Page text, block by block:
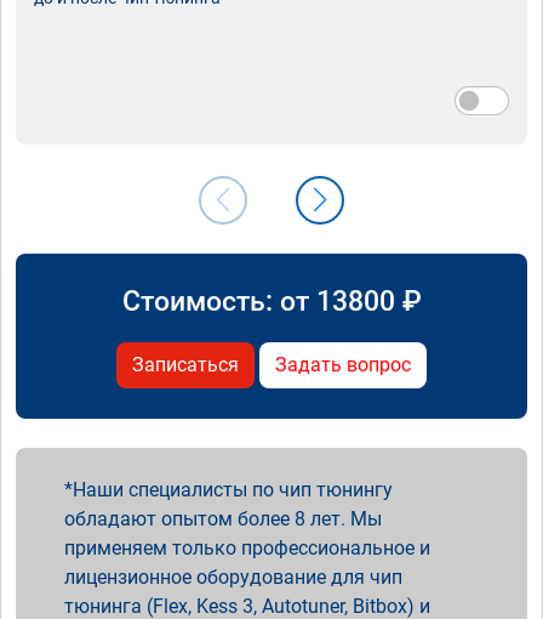
Стоимость: от 13800 ₽
Записаться Задать вопрос
Наши специалисты по чип тюнингу
обладают опытом более 8 лет. Мы
применяем только профессиональное и
лицензионное оборудование для чип
тюнинга (Flex, Kess 3, Autotuner, Bitbox) и